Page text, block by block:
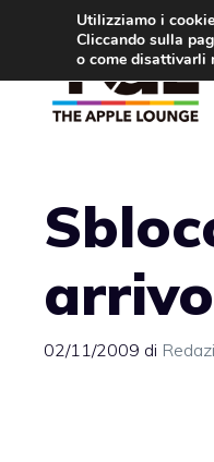
contenuto
arrivo
02/11/2009 di
Utilizziamo i
Cliccando sulla
o come disattivarli